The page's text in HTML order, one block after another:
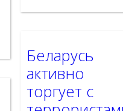
Беларусь
активно
торгует с